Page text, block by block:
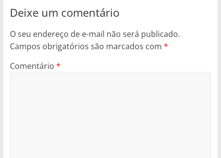
Deixe um comentário
O seu endereço de e-mail não será publicado.
Campos obrigatórios são marcados com *
Comentário *